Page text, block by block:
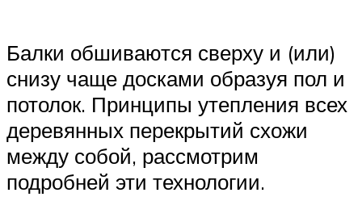
Балки обшиваются сверху и (или)
снизу чаще досками образуя пол и
потолок. Принципы утепления всех
деревянных перекрытий схожи
между собой, рассмотрим
подробней эти технологии.